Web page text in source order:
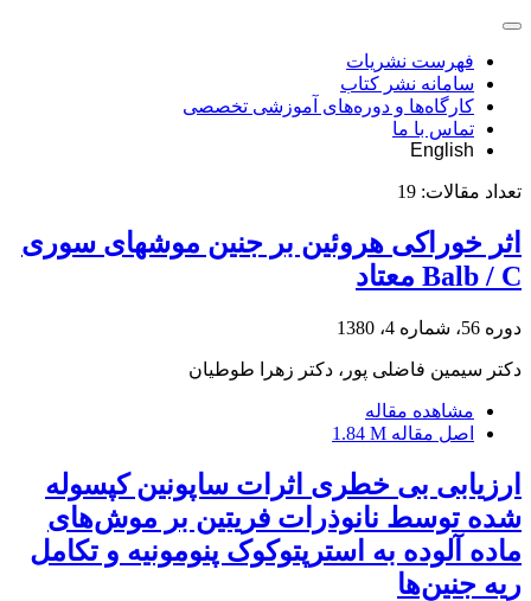
فهرست نشریات
سامانه نشر کتاب
کارگاه‌ها و دوره‌های آموزشی تخصصی
تماس با ما
English
تعداد مقالات: 19
اثر خوراکی هروئین بر جنین موشهای سوری
Balb / C معتاد
دوره 56، شماره 4، 1380
دکتر سیمین فاضلی پور، دکتر زهرا طوطیان
مشاهده مقاله
اصل مقاله 1.84 M
ارزیابی بی خطری اثرات ساپونین کپسوله
شده توسط نانوذرات فریتین بر موش‌های
ماده آلوده به استرپتوکوک پنومونیه و تکامل
ریه جنین‌ها